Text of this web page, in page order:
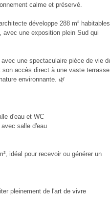
calme et préservé.
développe 288 m² habitables
avec une exposition plein Sud qui
une spectaculaire pièce de vie
accès direct à une vaste terrasse
environnante. 🌿
d'eau et WC
salle d'eau
idéal pour recevoir ou générer un
pleinement de l'art de vivre